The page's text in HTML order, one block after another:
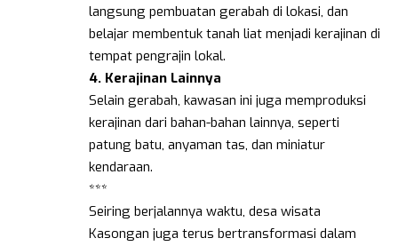
langsung pembuatan gerabah di lokasi, dan
belajar membentuk tanah liat menjadi kerajinan di
tempat pengrajin lokal.
4. Kerajinan Lainnya
Selain gerabah, kawasan ini juga memproduksi
kerajinan dari bahan-bahan lainnya, seperti
patung batu, anyaman tas, dan miniatur
kendaraan.
***
Seiring berjalannya waktu, desa wisata
Kasongan juga terus bertransformasi dalam